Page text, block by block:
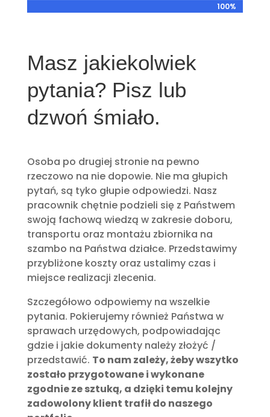
100%
100%
Masz jakiekolwiek
pytania? Pisz lub
dzwoń śmiało.
Osoba po drugiej stronie na pewno
rzeczowo na nie dopowie. Nie ma głupich
pytań, są tyko głupie odpowiedzi. Nasz
pracownik chętnie podzieli się z Państwem
swoją fachową wiedzą w zakresie doboru,
transportu oraz montażu zbiornika na
szambo na Państwa działce. Przedstawimy
przybliżone koszty oraz ustalimy czas i
miejsce realizacji zlecenia.
Szczegółowo odpowiemy na wszelkie
pytania. Pokierujemy również Państwa w
sprawach urzędowych, podpowiadając
gdzie i jakie dokumenty należy złożyć /
przedstawić. To nam zależy, żeby wszytko
zostało przygotowane i wykonane
zgodnie ze sztuką, a dzięki temu kolejny
zadowolony klient trafił do naszego